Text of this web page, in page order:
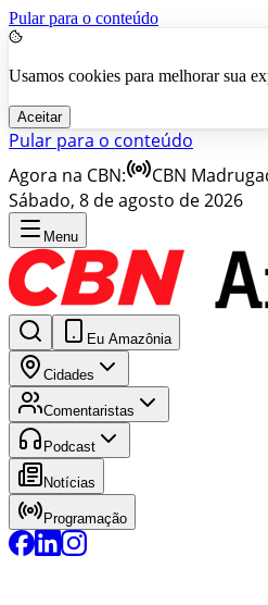
Pular para o conteúdo
Usamos cookies para melhorar sua
Aceitar
Pular para o conteúdo
Agora na CBN:
CBN
Sábado, 8 de agosto de 2026
Menu
Eu Amazônia
Cidades
Comentaristas
Podcast
Notícias
Programação